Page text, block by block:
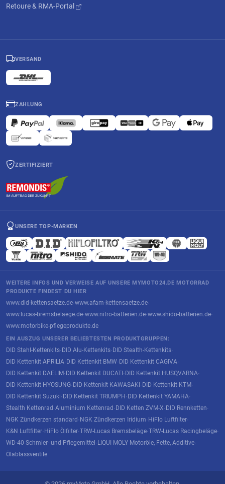
Retoure & RMA-Portal
VERSAND
ZAHLUNG
ZERTIFIZIERT
UNSERE TOP-MARKEN
WEITERE INFOS UND VERWEISE AUF UNSERE MYMOTO24.DE MOTORRAD
PRODUKTE FINDEST DU HIER
www.did-kettensaetze.de·www.afam-kettensaetze.de·
www.lucas-bremsbelaege.de·www.nitro-batterien.de·www.shido-batterien.de·
www.motorbike-pflegeprodukte.de
EIN AUSZUG UNSERER BELIEBTESTEN PRODUKTGRUPPEN:
DID Stahl-Kettenkits· DID Alu-Kettenkits· DID Stealth-Kettenkits·
DID Kettenkit APRILIA· DID Kettenkit BMW· DID Kettenkit CAGIVA·
DID Kettenkit DAELIM· DID Kettenkit DUCATI· DID Kettenkit HUSQVARNA·
DID Kettenkit HYOSUNG· DID Kettenkit KAWASAKI· DID Kettenkit KTM·
DID Kettenkit Suzuki· DID Kettenkit TRIUMPH· DID Kettenkit YAMAHA·
Stealth Kettenrad·Aluminium Kettenrad· DID Ketten ZVM-X· DID Rennketten·
NGK Zündkerzen standard· NGK Zündkerzen Iridium· HiFlo Luftfilter·
K&N Luftfilter· HiFlo Ölfilter·TRW-Lucas Bremsbeläge·TRW-Lucas Racingbeläge·
WD-40 Schmier- und Pflegemittel· LIQUI MOLY Motoröle, Fette, Additive·
Ölablassventile